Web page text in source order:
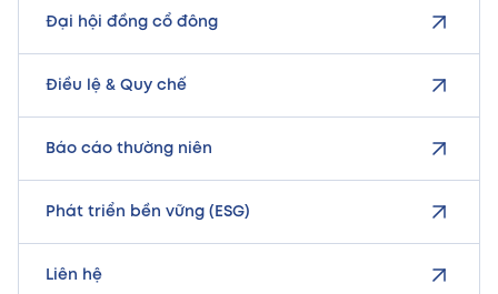
Đại hội đồng cổ đông
Điều lệ & Quy chế
Báo cáo thường niên
Phát triển bền vững (ESG)
Liên hệ